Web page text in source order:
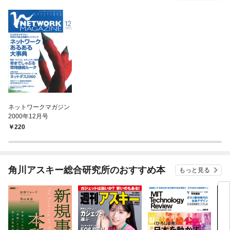
ネットワークマガジン
2000年12月号
220
角川アスキー総合研究所のおすすめ本 もっと見る